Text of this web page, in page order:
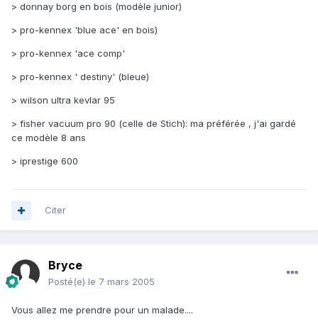
> donnay borg en bois (modèle junior)
> pro-kennex 'blue ace' en bois)
> pro-kennex 'ace comp'
> pro-kennex ' destiny' (bleue)
> wilson ultra kevlar 95
> fisher vacuum pro 90 (celle de Stich): ma préférée , j'ai gardé
ce modèle 8 ans
> iprestige 600
Citer
Bryce
Posté(e) le 7 mars 2005
Vous allez me prendre pour un malade....